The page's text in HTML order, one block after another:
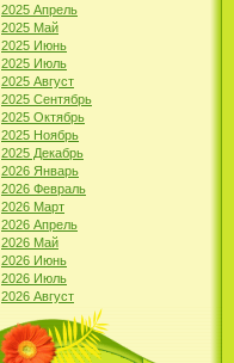
2025 Апрель
2025 Май
2025 Июнь
2025 Июль
2025 Август
2025 Сентябрь
2025 Октябрь
2025 Ноябрь
2025 Декабрь
2026 Январь
2026 Февраль
2026 Март
2026 Апрель
2026 Май
2026 Июнь
2026 Июль
2026 Август